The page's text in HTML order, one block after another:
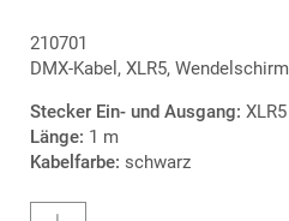
210701
DMX-Kabel, XLR5, Wendelschirm
Stecker Ein- und Ausgang: XLR5
Länge: 1 m
Kabelfarbe: schwarz